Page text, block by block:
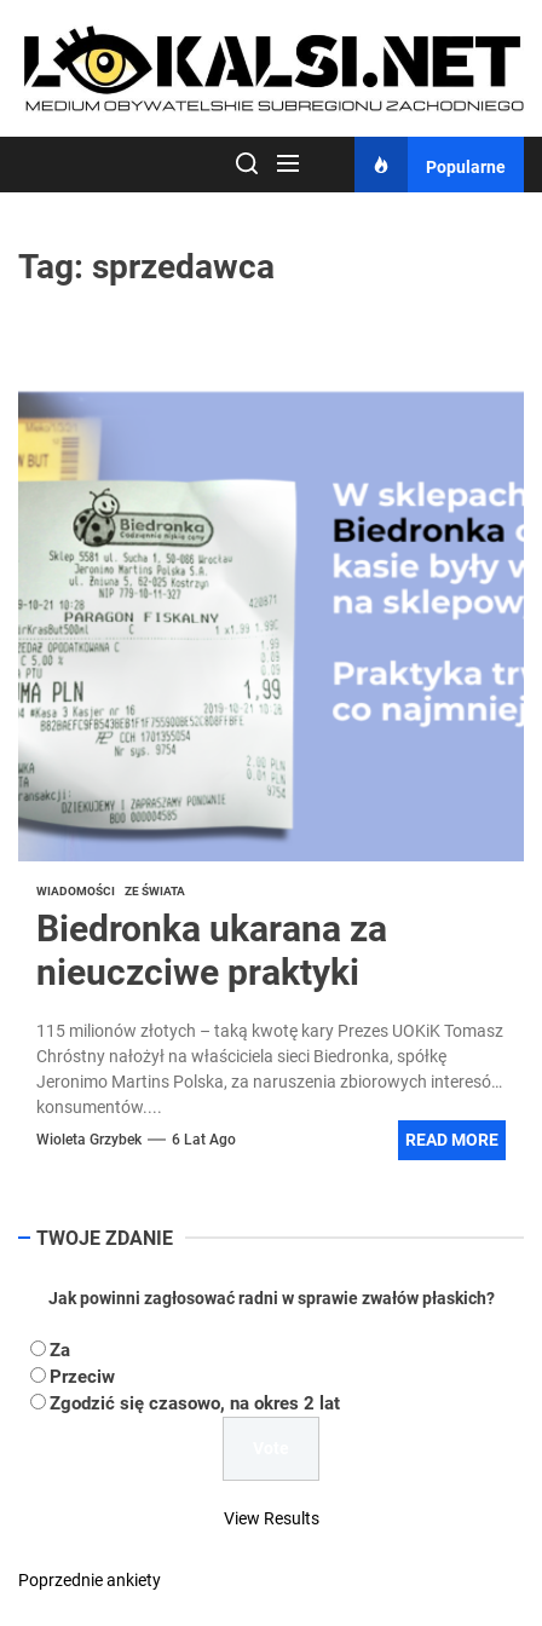
content
Popularne
Tag: sprzedawca
WIADOMOŚCI ZE ŚWIATA
Biedronka ukarana za
nieuczciwe praktyki
115 milionów złotych – taką kwotę kary Prezes UOKiK Tomasz
Chróstny nałożył na właściciela sieci Biedronka, spółkę
Jeronimo Martins Polska, za naruszenia zbiorowych interesów
konsumentów....
Wioleta Grzybek 6 Lat Ago READ MORE
TWOJE ZDANIE
Jak powinni zagłosować radni w sprawie zwałów płaskich?
Za
Przeciw
Zgodzić się czasowo, na okres 2 lat
View Results
Poprzednie ankiety